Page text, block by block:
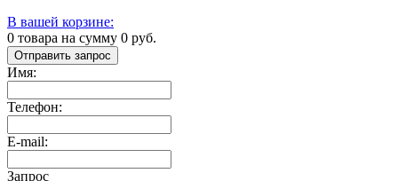
В вашей корзине:
0 товара на сумму 0 руб.
Отправить запрос
Имя:
Телефон:
E-mail:
Запрос